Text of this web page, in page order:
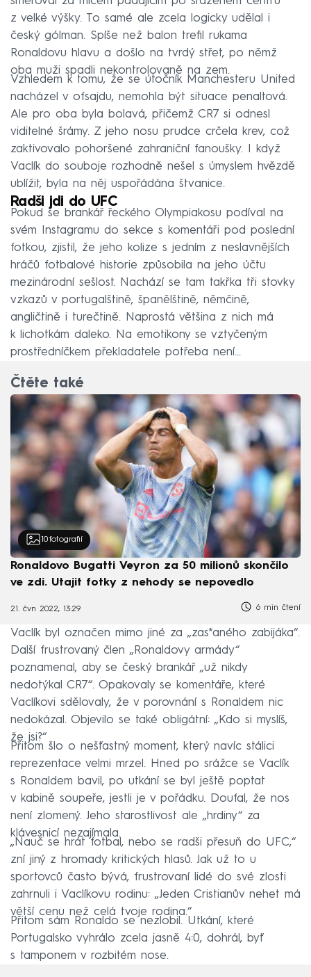
z velké výšky. To samé ale zcela logicky udělal i
český gólman. Spíše než balon trefil rukama
Ronaldovu hlavu a došlo na tvrdý střet, po němž
oba muži spadli nekontrolovaně na zem.
Vzhledem k tomu, že se útočník Manchesteru United
nacházel v ofsajdu, nemohla být situace penaltová.
Ale pro oba byla bolavá, přičemž CR7 si odnesl
viditelné šrámy. Z jeho nosu prudce crčela krev, což
zaktivovalo pohoršené zahraniční fanoušky. I když
Vaclík do souboje rozhodně nešel s úmyslem hvězdě
ublížit, byla na něj uspořádána štvanice.
Radši jdi do UFC
Pokud se brankář řeckého Olympiakosu podíval na
svém Instagramu do sekce s komentáři pod poslední
fotkou, zjistil, že jeho kolize s jedním z neslavnějších
hráčů fotbalové historie způsobila na jeho účtu
mezinárodní sešlost. Nachází se tam takřka tři stovky
vzkazů v portugalštině, španělštině, němčině,
angličtině i turečtině. Naprostá většina z nich má
k lichotkám daleko. Na emotikony se vztyčeným
prostředníčkem překladatele potřeba není…
Čtěte také
10 fotografií
Ronaldovo Bugatti Veyron za 50 milionů skončilo
ve zdi. Utajit fotky z nehody se nepovedlo
21. čvn 2022, 13:29 6 min čtení
Vaclík byl označen mimo jiné za „zas*aného zabijáka“.
Další frustrovaný člen „Ronaldovy armády“
poznamenal, aby se český brankář „už nikdy
nedotýkal CR7“. Opakovaly se komentáře, které
Vaclíkovi sdělovaly, že v porovnání s Ronaldem nic
nedokázal. Objevilo se také obligátní: „Kdo si myslíš,
že jsi?“
Přitom šlo o nešťastný moment, který navíc stálici
reprezentace velmi mrzel. Hned po srážce se Vaclík
s Ronaldem bavil, po utkání se byl ještě poptat
v kabině soupeře, jestli je v pořádku. Doufal, že nos
není zlomený. Jeho starostlivost ale „hrdiny“ za
klávesnicí nezajímala.
„Nauč se hrát fotbal, nebo se radši přesuň do UFC,“
zní jiný z hromady kritických hlasů. Jak už to u
sportovců často bývá, frustrovaní lidé do své zlosti
zahrnuli i Vaclíkovu rodinu: „Jeden Cristianův nehet má
větší cenu než celá tvoje rodina.“
Přitom sám Ronaldo se nezlobil. Utkání, které
Portugalsko vyhrálo zcela jasně 4:0, dohrál, byť
s tamponem v rozbitém nose.